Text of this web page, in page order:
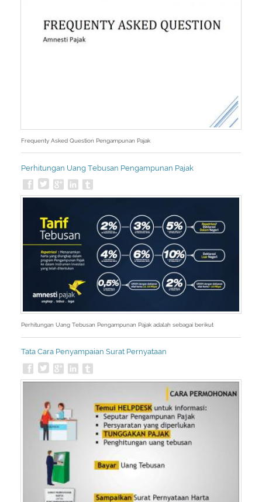
Frequenty Asked Question Pengampunan Pajak
Perhitungan Uang Tebusan Pengampunan Pajak
Perhitungan Uang Tebusan Pengampunan Pajak adalah sebagai berikut
Tata Cara Penyampaian Surat Pernyataan